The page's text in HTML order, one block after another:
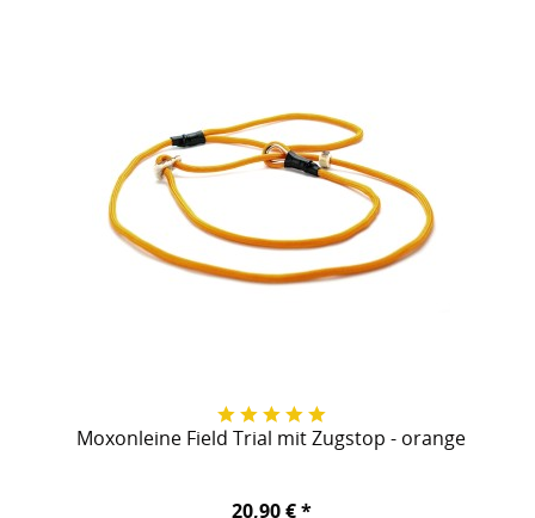
Moxonleine Field Trial mit Zugstop - orange
20,90 € *